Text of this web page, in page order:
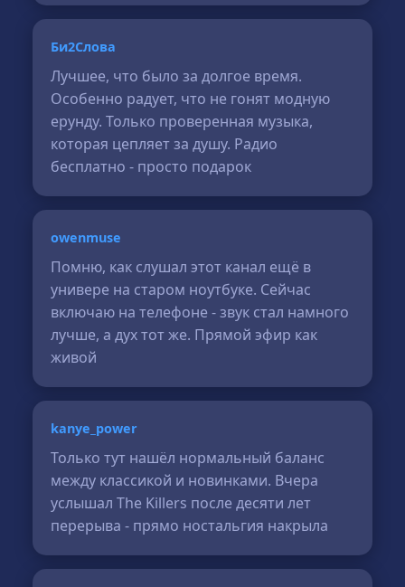
Би2Слова
Лучшее, что было за долгое время.
Особенно радует, что не гонят модную
ерунду. Только проверенная музыка,
которая цепляет за душу. Радио
бесплатно - просто подарок
owenmuse
Помню, как слушал этот канал ещё в
универе на старом ноутбуке. Сейчас
включаю на телефоне - звук стал намного
лучше, а дух тот же. Прямой эфир как
живой
kanye_power
Только тут нашёл нормальный баланс
между классикой и новинками. Вчера
услышал The Killers после десяти лет
перерыва - прямо ностальгия накрыла